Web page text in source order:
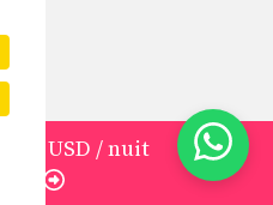
317 USD / nuit